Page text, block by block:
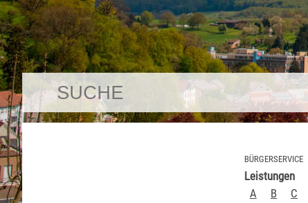
BÜRGERSERVICE
Leistungen
A
B C